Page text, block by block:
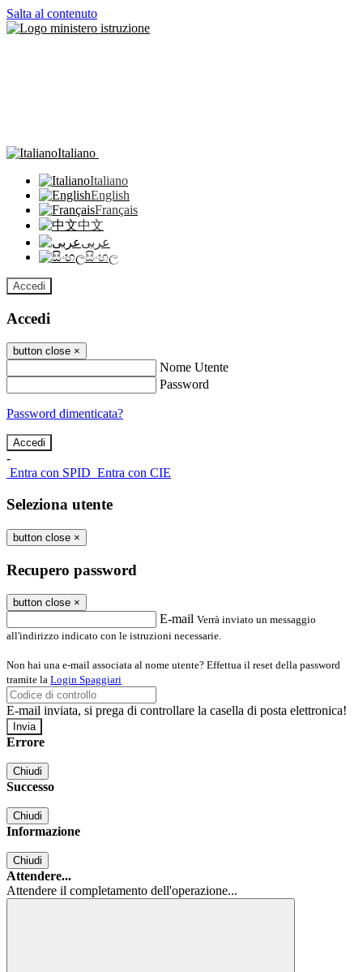
Salta al contenuto
Italiano
Italiano
English
Français
中文
عربى
සිංහල
Accedi
Accedi
button close ×
Nome Utente
Password
Password dimenticata?
-
Entra con SPID Entra con CIE
Seleziona utente
button close ×
Recupero password
button close ×
E-mail Verrà inviato un messaggio
all'indirizzo indicato con le istruzioni necessarie.
Non hai una e-mail associata al nome utente? Effettua il reset della password
tramite la Login Spaggiari
E-mail inviata, si prega di controllare la casella di posta elettronica!
Errore
Chiudi
Successo
Chiudi
Informazione
Chiudi
Attendere...
Attendere il completamento dell'operazione...